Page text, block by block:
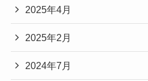
2025年4月
2025年2月
2024年7月